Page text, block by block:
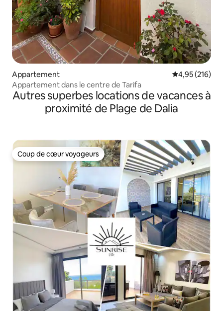
Appartement Évaluation
4,95 (216)
Appartement dans le centre de Tarifa
Autres superbes locations de vacances à
proximité de Plage de Dalia
Coup de cœur voyageurs
Coup de cœur voyageurs